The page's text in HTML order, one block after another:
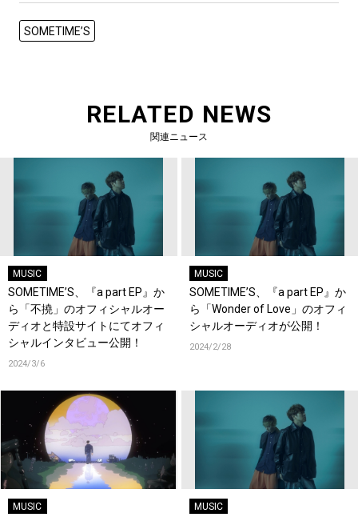
SOMETIME’S
RELATED NEWS
関連ニュース
MUSIC
SOMETIME’S、『a part EP』か
ら「不撓」のオフィシャルオー
ディオと特設サイトにてオフィ
シャルインタビュー公開！
2024/3/6
MUSIC
SOMETIME’S、『a part EP』か
ら「Wonder of Love」のオフィ
シャルオーディオが公開！
2024/2/28
MUSIC MUSIC